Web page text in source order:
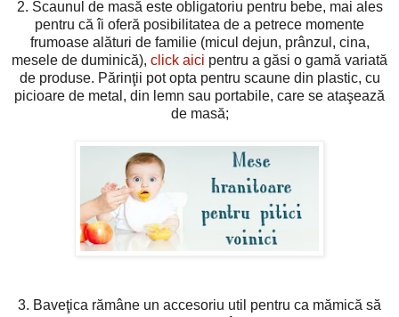
2. Scaunul de masă este obligatoriu pentru bebe, mai ales
pentru că îi oferă posibilitatea de a petrece momente
frumoase alături de familie (micul dejun, prânzul, cina,
mesele de duminică), click aici pentru a găsi o gamă variată
de produse. Părinţii pot opta pentru scaune din plastic, cu
picioare de metal, din lemn sau portabile, care se ataşează
de masă;
3. Baveţica rămâne un accesoriu util pentru ca mămică să